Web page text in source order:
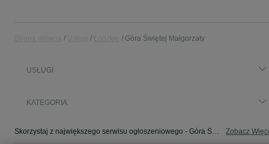
Góra Świętej Małgorzaty
USŁUGI
KATEGORIA
Skorzystaj z największego serwisu ogłoszeniowego - Góra Świętej Małgorzaty i okolice! - kupuj lub sprzedawaj jeszcze wygodniej w kategorii Usługi! Zobacz